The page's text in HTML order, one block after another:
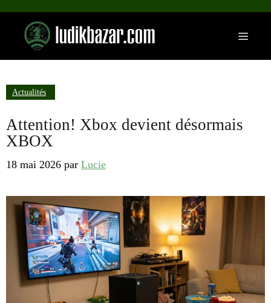
contenu
Menu
Actualités
Attention! Xbox devient désormais
XBOX
18 mai 2026 par Lucie